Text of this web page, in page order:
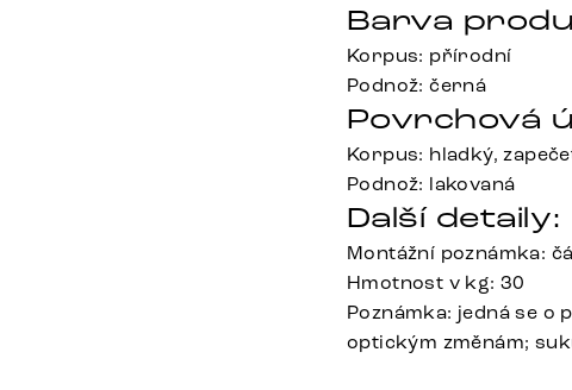
Barva
Korpus: přírodní
Podnož: černá
Povrchová
Korpus: hladký,
Podnož: lakovaná
Další detaily:
Montážní poznámka:
Hmotnost v kg: 30
Poznámka: jedná se
optickým změnám;